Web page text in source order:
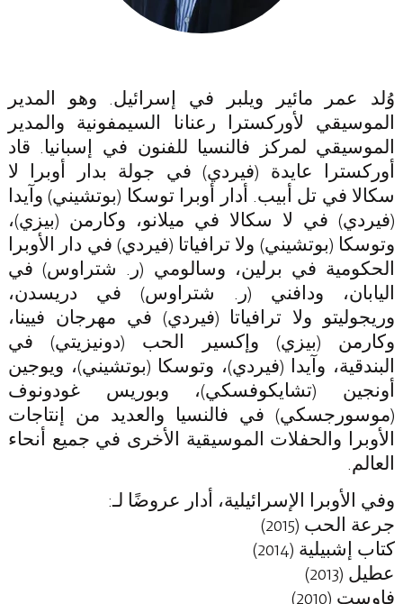
وُلد عمر مائير ويلبر في إسرائيل. وهو المدير
الموسيقي لأوركسترا رعنانا السيمفونية والمدير
الموسيقي لمركز فالنسيا للفنون في إسبانيا. قاد
أوركسترا عايدة (فيردي) في جولة بدار أوبرا لا
سكالا في تل أبيب. أدار
أوبرا توسكا (بوتشيني) وآيدا
(فيردي) في لا سكالا في ميلانو، وكارمن (بيزي)،
وتوسكا (بوتشيني) ولا ترافياتا (فيردي) في دار الأوبرا
الحكومية في برلين، وسالومي (ر. شتراوس) في
اليابان، ودافني (ر. شتراوس) في دريسدن،
وريجوليتو ولا ترافياتا (فيردي) في مهرجان فيينا،
وكارمن (بيزي) وإكسير الحب (دونيزيتي) في
البندقية، وآيدا (فيردي)، وتوسكا (بوتشيني)، ويوجين
أونجين (تشايكوفسكي)، وبوريس غودونوف
(موسورجسكي) في فالنسيا والعديد من إنتاجات
الأوبرا والحفلات الموسيقية الأخرى في جميع أنحاء
العالم.
وفي الأوبرا الإسرائيلية، أدار عروضًا لـ:
جرعة الحب (2015)
كتاب إشبيلية (2014)
عطيل (2013)
فاوست (2010)